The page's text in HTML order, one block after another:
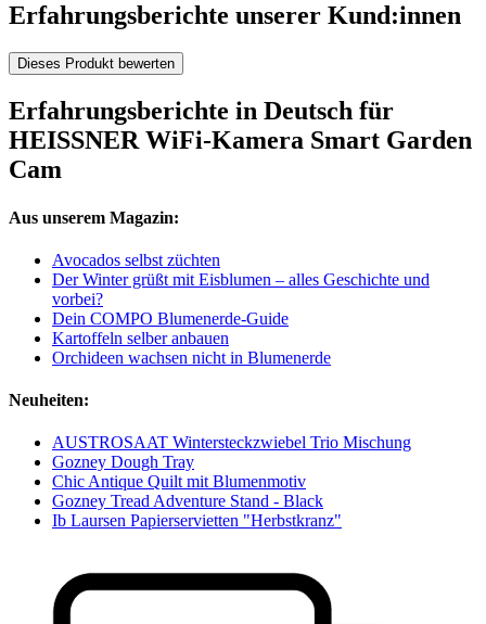
Erfahrungsberichte unserer Kund:innen
Dieses Produkt bewerten
Erfahrungsberichte in Deutsch für
HEISSNER WiFi-Kamera Smart Garden
Cam
Aus unserem Magazin:
Avocados selbst züchten
Der Winter grüßt mit Eisblumen – alles Geschichte und
vorbei?
Dein COMPO Blumenerde-Guide
Kartoffeln selber anbauen
Orchideen wachsen nicht in Blumenerde
Neuheiten:
AUSTROSAAT Wintersteckzwiebel Trio Mischung
Gozney Dough Tray
Chic Antique Quilt mit Blumenmotiv
Gozney Tread Adventure Stand - Black
Ib Laursen Papierservietten "Herbstkranz"